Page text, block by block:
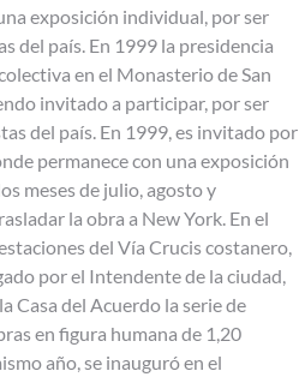
exposición individual, por ser
del país. En 1999 la presidencia
en el Monasterio de San
invitado a participar, por ser
del país. En 1999, es invitado por
permanece con una exposición
meses de julio, agosto y
la obra a New York. En el
del Vía Crucis costanero,
por el Intendente de la ciudad,
Casa del Acuerdo la serie de
en figura humana de 1,20
año, se inauguró en el